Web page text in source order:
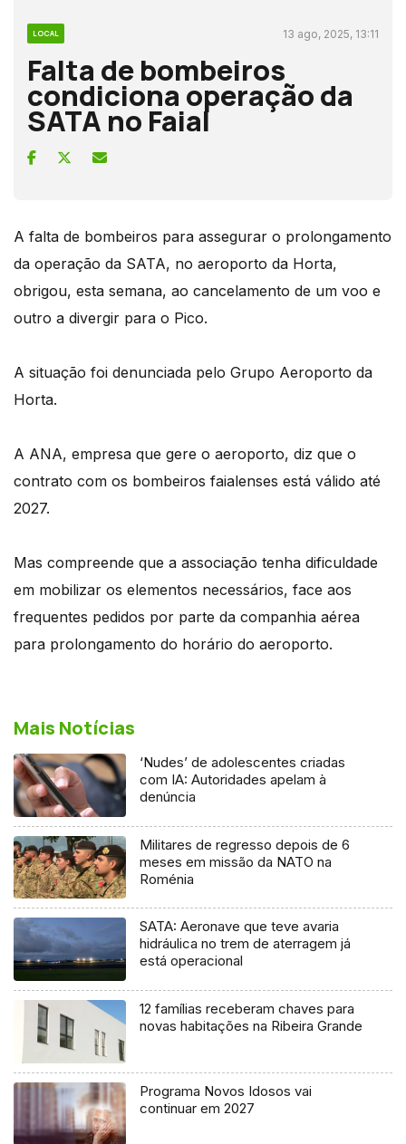
LOCAL 13 ago, 2025, 13:11
Falta de bombeiros
condiciona operação da
SATA no Faial
A falta de bombeiros para assegurar o prolongamento
da operação da SATA, no aeroporto da Horta,
obrigou, esta semana, ao cancelamento de um voo e
outro a divergir para o Pico.
A situação foi denunciada pelo Grupo Aeroporto da
Horta.
A ANA, empresa que gere o aeroporto, diz que o
contrato com os bombeiros faialenses está válido até
2027.
Mas compreende que a associação tenha dificuldade
em mobilizar os elementos necessários, face aos
frequentes pedidos por parte da companhia aérea
para prolongamento do horário do aeroporto.
Mais Notícias
‘Nudes’ de adolescentes criadas
com IA: Autoridades apelam à
denúncia
Militares de regresso depois de 6
meses em missão da NATO na
Roménia
SATA: Aeronave que teve avaria
hidráulica no trem de aterragem já
está operacional
12 famílias receberam chaves para
novas habitações na Ribeira Grande
Programa Novos Idosos vai
continuar em 2027